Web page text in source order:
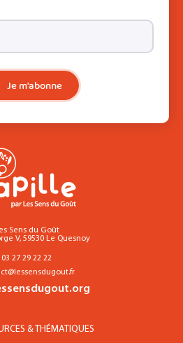
Je m'abonne
Sens du Goût
V, 59530 Le Quesnoy
03 27 29 22 22
& THÉMATIQUES